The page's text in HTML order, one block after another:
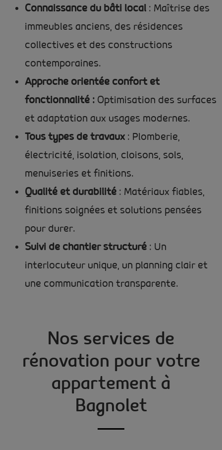
Connaissance du bâti local : Maîtrise des
immeubles anciens, des résidences
collectives et des constructions
contemporaines.
Approche orientée confort et
fonctionnalité : Optimisation des surfaces
et adaptation aux usages modernes.
Tous types de travaux : Plomberie,
électricité, isolation, cloisons, sols,
menuiseries et finitions.
Qualité et durabilité : Matériaux fiables,
finitions soignées et solutions pensées
pour durer.
Suivi de chantier structuré : Un
interlocuteur unique, un planning clair et
une communication transparente.
Nos services de
rénovation pour votre
appartement à
Bagnolet